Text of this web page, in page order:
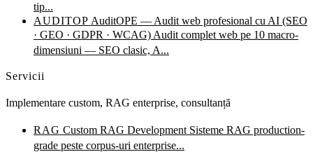
tip...
AUDITOP AuditOPE — Audit web profesional cu AI (SEO
· GEO · GDPR · WCAG) Audit complet web pe 10 macro-
dimensiuni — SEO clasic, A...
Servicii
Implementare custom, RAG enterprise, consultanță
RAG Custom RAG Development Sisteme RAG production-
grade peste corpus-uri enterprise...